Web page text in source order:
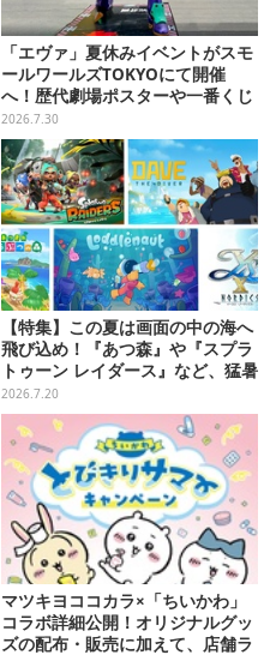
「エヴァ」夏休みイベントがスモ
ールワールズTOKYOにて開催
へ！歴代劇場ポスターや一番くじ
商品の展示、オリジナルグッズ・
限定メニュー販売も
2026.7.30
【特集】この夏は画面の中の海へ
飛び込め！『あつ森』や『スプラ
トゥーン レイダース』など、猛暑
を忘れて遊びたい“海ゲー”おすす
め5選
2026.7.20
マツキヨココカラ×「ちいかわ」
コラボ詳細公開！オリジナルグッ
ズの配布・販売に加えて、店舗ラ